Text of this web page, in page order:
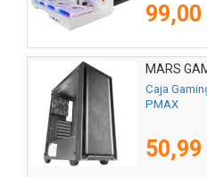
99,00
MARS
Caja
PMAX
50,99